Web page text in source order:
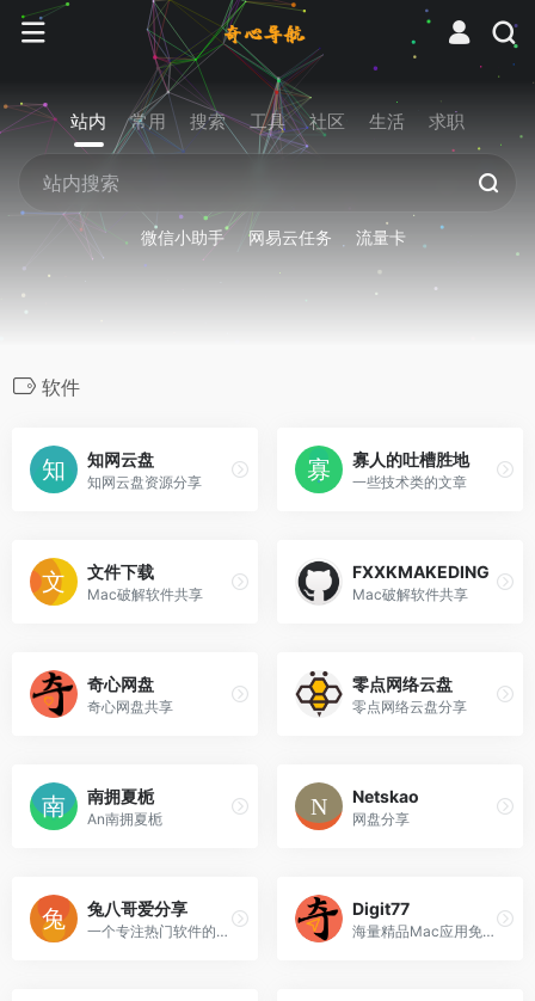
站内 常用 搜索 工具 社区 生活 求职
微信小助手 网易云任务 流量卡
软件
知网云盘
知网云盘资源分享
寡人的吐槽胜地
一些技术类的文章
文件下载
Mac破解软件共享
FXXKMAKEDING
Mac破解软件共享
奇心网盘
奇心网盘共享
零点网络云盘
零点网络云盘分享
南拥夏栀
An南拥夏栀
Netskao
网盘分享
兔八哥爱分享
一个专注热门软件的分享
Digit77
海量精品Mac应用免费分享